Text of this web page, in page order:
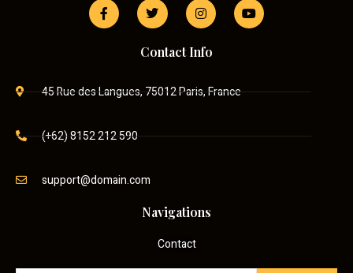
Contact Info
45 Rue des Langues, 75012 Paris, France
(+62) 8152 212 590
support@domain.com
Navigations
Contact